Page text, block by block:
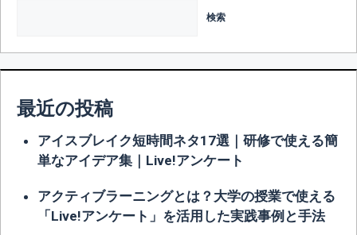
検索
最近の投稿
アイスブレイク短時間ネタ17選｜研修で使える簡
単なアイデア集｜Live!アンケート
アクティブラーニングとは？大学の授業で使える
「Live!アンケート」を活用した実践事例と手法